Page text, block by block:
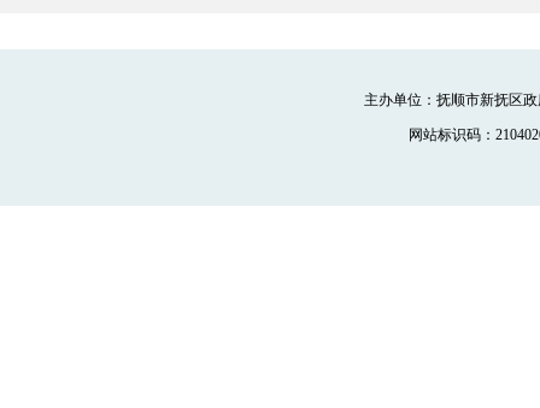
主办单位：抚顺市新抚区
网站标识码：